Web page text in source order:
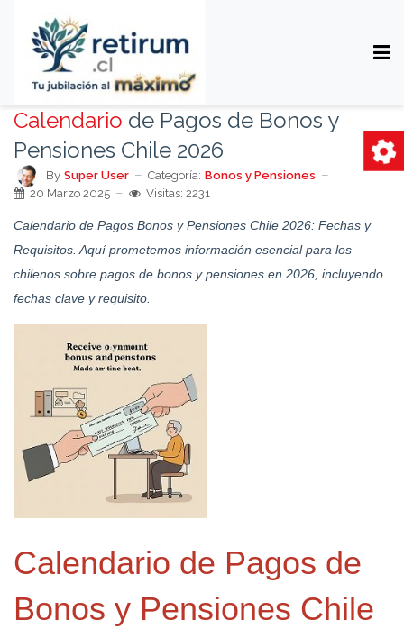
Calendario de Pagos de Bonos y
Pensiones Chile 2026
By Super User Categoría: Bonos y Pensiones
20 Marzo 2025
Visitas: 2231
Calendario de Pagos Bonos y Pensiones Chile 2026: Fechas y
Requisitos. Aquí prometemos información esencial para los
chilenos sobre pagos de bonos y pensiones en 2026, incluyendo
fechas clave y requisito.
Calendario de Pagos de
Bonos y Pensiones Chile